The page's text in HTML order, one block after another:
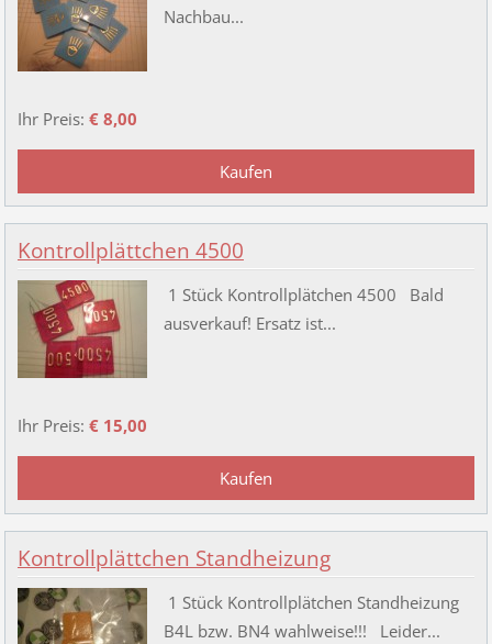
Nachbau...
Ihr Preis: € 8,00
Kontrollplättchen 4500
1 Stück Kontrollplätchen 4500 Bald
ausverkauf! Ersatz ist...
Ihr Preis: € 15,00
Kontrollplättchen Standheizung
1 Stück Kontrollplätchen Standheizung
B4L bzw. BN4 wahlweise!!! Leider...